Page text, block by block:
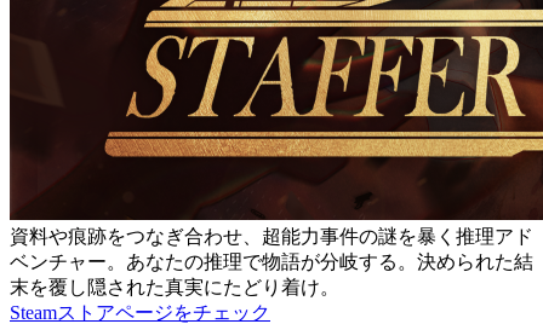
資料や痕跡をつなぎ合わせ、超能力事件の謎を暴く推理アド
ベンチャー。あなたの推理で物語が分岐する。決められた結
末を覆し隠された真実にたどり着け。
Steamストアページをチェック